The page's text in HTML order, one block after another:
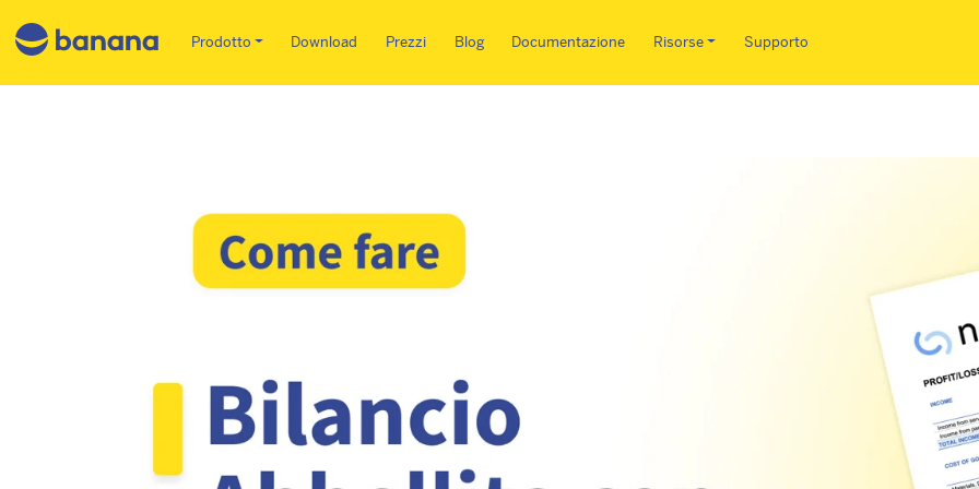
Main menu IT
Prodotto Download Prezzi Blog Documentazione Risorse Supporto